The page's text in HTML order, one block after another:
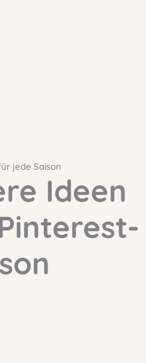
jede Saison
Ideen